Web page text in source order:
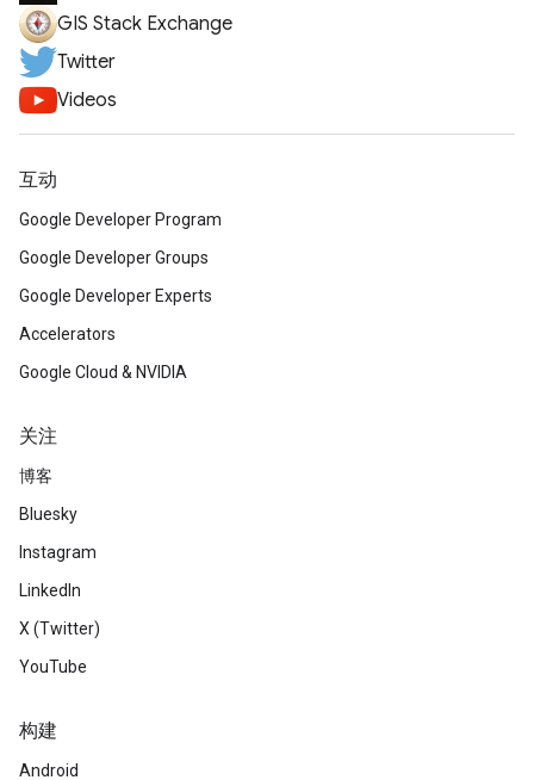
GIS Stack Exchange
Twitter
Videos
互动
Google Developer Program
Google Developer Groups
Google Developer Experts
Accelerators
Google Cloud & NVIDIA
关注
博客
Bluesky
Instagram
LinkedIn
X (Twitter)
YouTube
构建
Android